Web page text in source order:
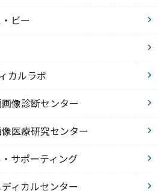
ビー
カルラボ
像診断センター
医療研究センター
サポーティング
ィカルセンター